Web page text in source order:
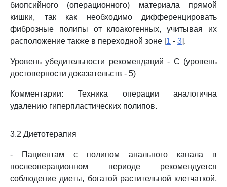
биопсийного (операционного) материала прямой
кишки, так как необходимо дифференцировать
фиброзные полипы от клоакогенных, учитывая их
расположение также в переходной зоне [1 - 3].
Уровень убедительности рекомендаций - C (уровень
достоверности доказательств - 5)
Комментарии: Техника операции аналогична
удалению гиперпластических полипов.
3.2 Диетотерапия
- Пациентам с полипом анального канала в
послеоперационном периоде рекомендуется
соблюдение диеты, богатой растительной клетчаткой,